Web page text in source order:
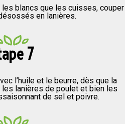
blancs que les cuisses, couper
en lanières.
7
l’huile et le beurre, dès que la
lanières de poulet et bien les
de sel et poivre.